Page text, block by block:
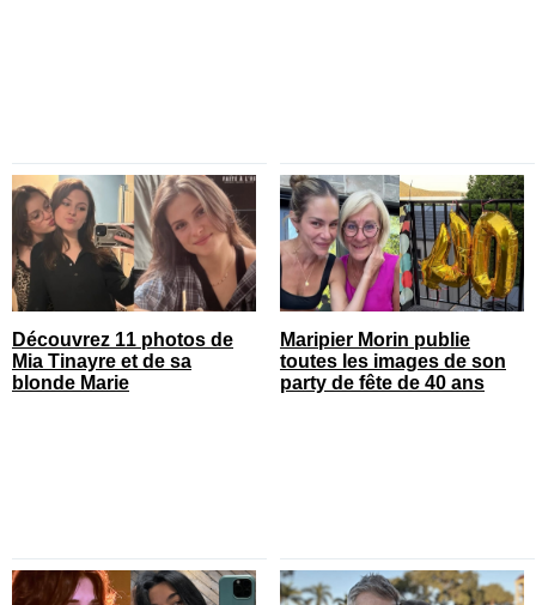
Découvrez 11 photos de
Mia Tinayre et de sa
blonde Marie
Maripier Morin publie
toutes les images de son
party de fête de 40 ans